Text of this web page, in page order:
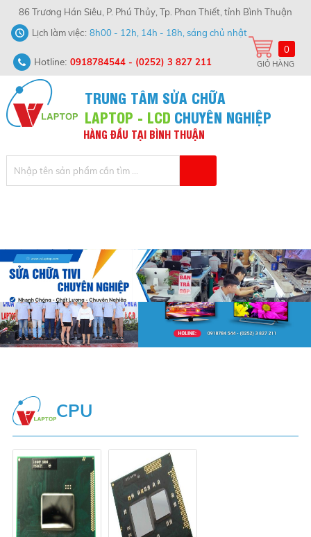
86 Trương Hán Siêu, P. Phú Thủy, Tp. Phan Thiết, tỉnh Bình Thuận
Lịch làm việc 8h00 - 12h, 14h - 18h, sáng chủ nhật
Hotline: 0918784544- (0252) 3 827 211
TRUNG TÂM SỬA CHỮA
LAPTOP - LCD CHUYÊN NGHIỆP
HÀNG ĐẦU TẠI BÌNHTHUẬN
0
GIỎ HÀNG
CPU